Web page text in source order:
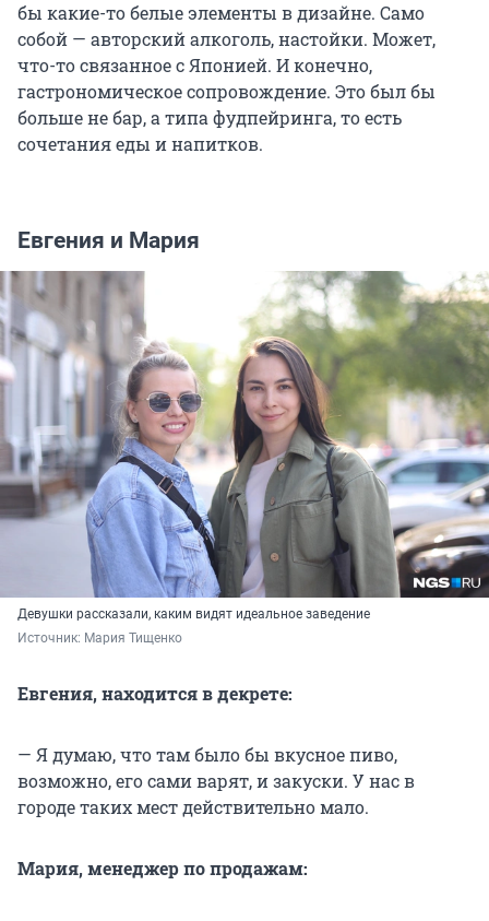
бы какие-то белые элементы в дизайне. Само
собой — авторский алкоголь, настойки. Может,
что-то связанное с Японией. И конечно,
гастрономическое сопровождение. Это был бы
больше не бар, а типа фудпейринга, то есть
сочетания еды и напитков.
Евгения и Мария
Девушки рассказали, каким видят идеальное заведение
Источник: Мария Тищенко
Евгения, находится в декрете:
— Я думаю, что там было бы вкусное пиво,
возможно, его сами варят, и закуски. У нас в
городе таких мест действительно мало.
Мария, менеджер по продажам: